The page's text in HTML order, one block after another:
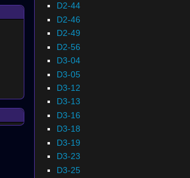
D2-44
D2-46
D2-49
D2-56
D3-04
D3-05
D3-12
D3-13
D3-16
D3-18
D3-19
D3-23
D3-25